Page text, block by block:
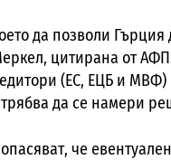
да позволи Гърция
цитирана от
(ЕС, ЕЦБ и МВФ)
да се намери
че